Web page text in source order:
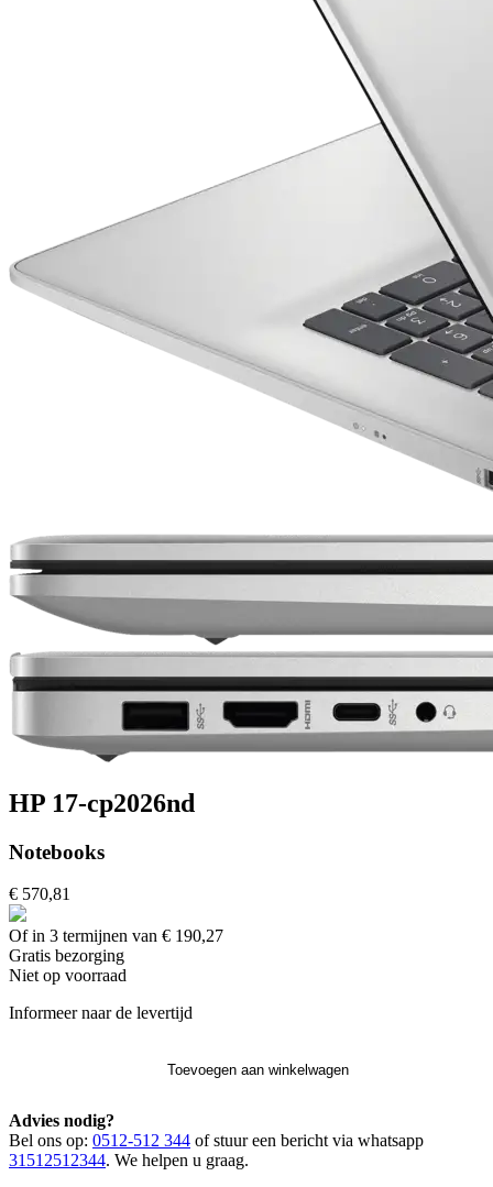
HP 17-cp2026nd
Notebooks
€ 570,81
Of in 3 termijnen van € 190,27
Gratis bezorging
Niet op voorraad
Informeer naar de levertijd
Toevoegen aan winkelwagen
Advies nodig?
Bel ons op: 0512-512 344 of stuur een bericht via whatsapp
31512512344. We helpen u graag.